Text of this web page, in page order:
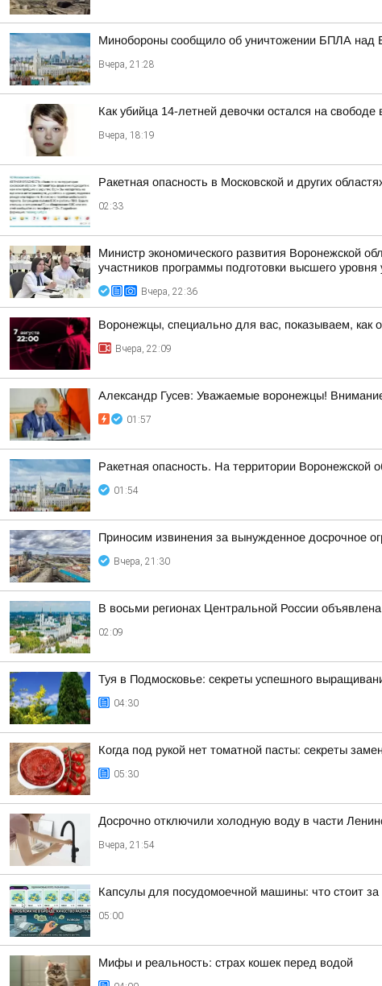
Минобороны сообщило об уничтожении БПЛА над
Вчера, 21:28
Как убийца 14-летней девочки остался на
Вчера, 18:19
Ракетная опасность в Московской и других
02:33
Министр экономического развития Воронежской
участников программы подготовки высшего уровня
Вчера, 22:36
Воронежцы, специально для вас, показываем, как
Вчера, 22:09
Александр Гусев: Уважаемые воронежцы!
01:57
Ракетная опасность. На территории Воронежской
01:54
Приносим извинения за вынужденное досрочное
Вчера, 21:30
В восьми регионах Центральной России
02:09
Туя в Подмосковье: секреты успешного
04:30
Когда под рукой нет томатной пасты: секреты
05:30
Досрочно отключили холодную воду в части
Вчера, 21:54
Капсулы для посудомоечной машины: что стоит за
05:00
Мифы и реальность: страх кошек перед водой